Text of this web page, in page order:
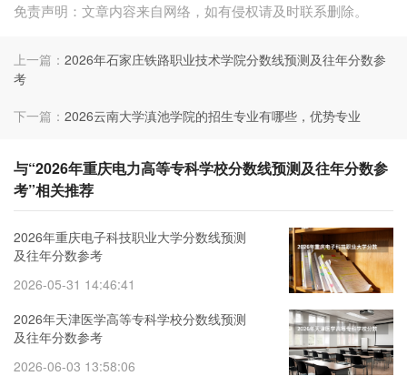
免责声明：文章内容来自网络，如有侵权请及时联系删除。
上一篇： 2026年石家庄铁路职业技术学院分数线预测及往年分数参
考
下一篇： 2026云南大学滇池学院的招生专业有哪些，优势专业
与“2026年重庆电力高等专科学校分数线预测及往年分数参
考”相关推荐
2026年重庆电子科技职业大学分数线预测
及往年分数参考
2026-05-31 14:46:41
2026年天津医学高等专科学校分数线预测
及往年分数参考
2026-06-03 13:58:06